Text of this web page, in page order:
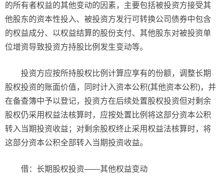
的所有者权益的其他变动的因素，主要包括被投资方接受其
他股东的资本性投入、被投资方发行可转换公司债券中包含
的权益成分、以权益结算的股份支付、其他股东对被投资单
位增资导致投资方持股比例发生变动等。
投资方应按所持股权比例计算应享有的份额，调整长期
股权投资的账面价值，同时计入资本公积(其他资本公积)，并
在备查簿中予以登记，投资方在后续处置股权投资但对剩余
股权仍采用权益法核算时，应按处置比例将这部分资本公积
转入当期投资收益；对剩余股权终止采用权益法核算时，将
这部分资本公积全部转入当期投资收益。
借：长期股权投资——其他权益变动